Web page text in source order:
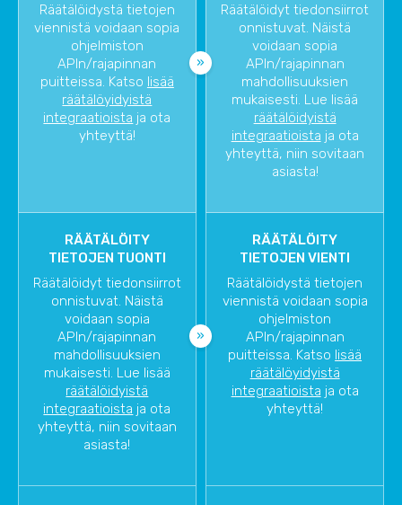
Räätälöidystä tietojen
viennistä voidaan sopia
ohjelmiston
APIn/rajapinnan
puitteissa. Katso lisää
räätälöyidyistä
integraatioista ja ota
yhteyttä!
Räätälöidyt tiedonsiirrot
onnistuvat. Näistä
voidaan sopia
APIn/rajapinnan
mahdollisuuksien
mukaisesti. Lue lisää
räätälöidyistä
integraatioista ja ota
yhteyttä, niin sovitaan
asiasta!
RÄÄTÄLÖITY
TIETOJEN TUONTI
Räätälöidyt tiedonsiirrot
onnistuvat. Näistä
voidaan sopia
APIn/rajapinnan
mahdollisuuksien
mukaisesti. Lue lisää
räätälöidyistä
integraatioista ja ota
yhteyttä, niin sovitaan
asiasta!
RÄÄTÄLÖITY
TIETOJEN VIENTI
Räätälöidystä tietojen
viennistä voidaan sopia
ohjelmiston
APIn/rajapinnan
puitteissa. Katso lisää
räätälöyidyistä
integraatioista ja ota
yhteyttä!